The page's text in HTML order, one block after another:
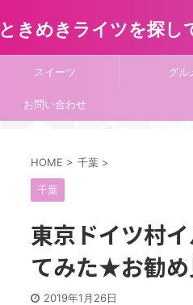
ときめきライツを探し
スイーツ グル
お問い合わせ
HOME > 千葉 >
千葉
東京ドイツ村
てみた★お勧め
2019年1月26日